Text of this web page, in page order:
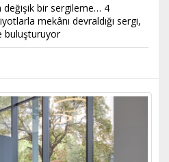
değişik bir sergileme… 4
mekânı devraldığı sergi,
buluşturuyor